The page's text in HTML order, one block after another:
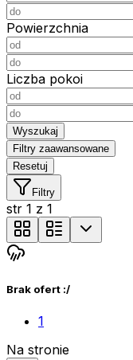
Powierzchnia
Liczba pokoi
Wyszukaj
Filtry zaawansowane
Resetuj
Filtry
str 1 z 1
Brak ofert :/
1
Na stronie